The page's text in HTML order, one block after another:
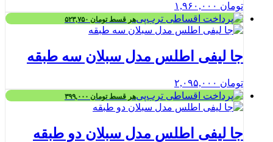
تومان
هر قسطتومان
جا لیفی اطلس مدل سبلان سه طبقه
تومان
هر قسطتومان
جا لیفی اطلس مدل سبلان دو طبقه